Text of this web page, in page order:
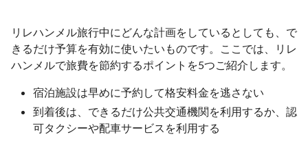
リレハンメル旅行中にどんな計画をしているとしても、で
きるだけ予算を有効に使いたいものです。ここでは、リレ
ハンメルで旅費を節約するポイントを5つご紹介します。
宿泊施設は早めに予約して格安料金を逃さない
到着後は、できるだけ公共交通機関を利用するか、認
可タクシーや配車サービスを利用する